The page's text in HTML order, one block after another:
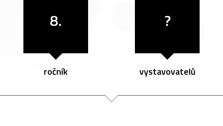
8.
ročník
?
vystavovatelů